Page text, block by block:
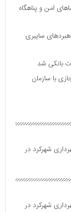
امن و پناهگاه
سایبری
بانکی شد
با سازمان
شهرکرد در
شهرکرد در